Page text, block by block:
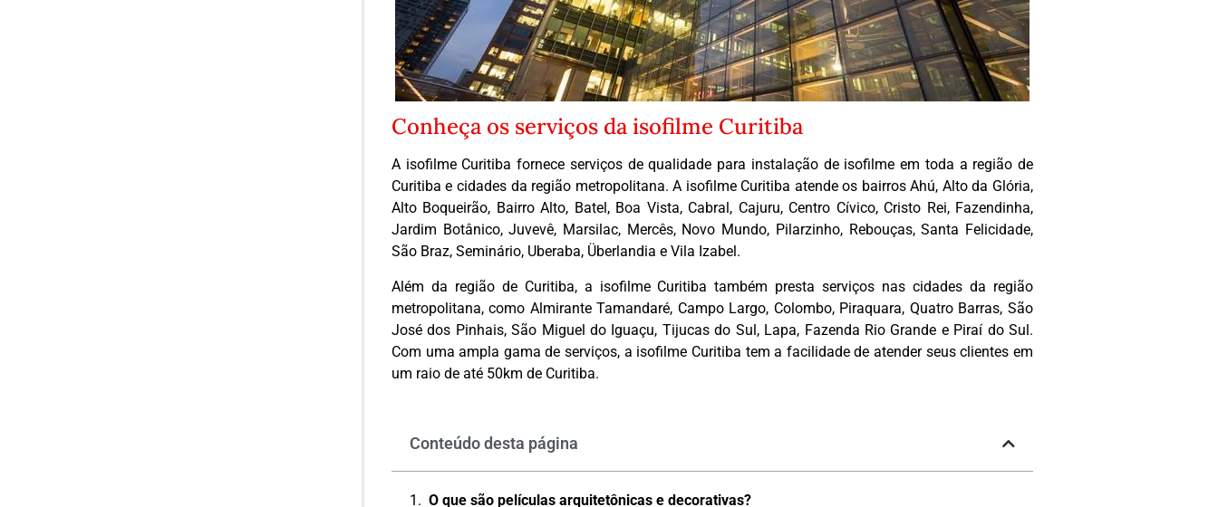
Conheça os serviços da isofilme Curitiba
A isofilme Curitiba fornece serviços de qualidade para instalação de isofilme em toda a região de
Curitiba e cidades da região metropolitana. A isofilme Curitiba atende os bairros Ahú, Alto da Glória,
Alto Boqueirão, Bairro Alto, Batel, Boa Vista, Cabral, Cajuru, Centro Cívico, Cristo Rei, Fazendinha,
Jardim Botânico, Juvevê, Marsilac, Mercês, Novo Mundo, Pilarzinho, Rebouças, Santa Felicidade,
São Braz, Seminário, Uberaba, Überlandia e Vila Izabel.
Além da região de Curitiba, a isofilme Curitiba também presta serviços nas cidades da região
metropolitana, como Almirante Tamandaré, Campo Largo, Colombo, Piraquara, Quatro Barras, São
José dos Pinhais, São Miguel do Iguaçu, Tijucas do Sul, Lapa, Fazenda Rio Grande e Piraí do Sul.
Com uma ampla gama de serviços, a isofilme Curitiba tem a facilidade de atender seus clientes em
um raio de até 50km de Curitiba.
Conteúdo desta página
O que são películas arquitetônicas e decorativas?